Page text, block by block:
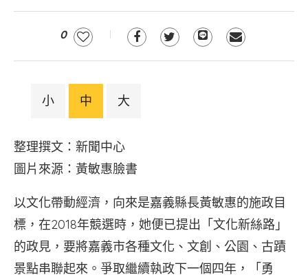
0
小 中 大
整理撰文：新聞中心
圖片來源：黃敏惠臉書
以文化帶動經濟，向來是嘉義縣長黃敏惠的施政目
標，在2018年競選時，她便已提出「文化新絲路」
的政見，要將嘉義市各種文化、文創、公園、古蹟
景點串聯起來。爭取繼續執政下一個四年，「勇